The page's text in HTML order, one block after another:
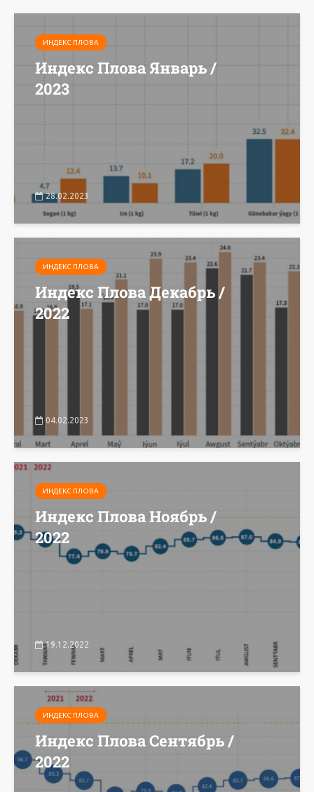
ИНДЕКС ПЛОВА
Индекс Плова Январь /
2023
28.02.2023
ИНДЕКС ПЛОВА
Индекс Плова Декабрь /
2022
04.02.2023
ИНДЕКС ПЛОВА
Индекс Плова Ноябрь /
2022
19.12.2022
ИНДЕКС ПЛОВА
Индекс Плова Сентябрь /
2022